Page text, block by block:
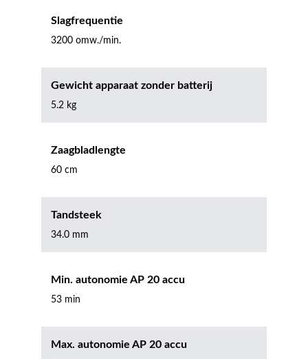
Slagfrequentie
3200 omw./min.
Gewicht apparaat zonder batterij
5.2 kg
Zaagbladlengte
60 cm
Tandsteek
34.0 mm
Min. autonomie AP 20 accu
53 min
Max. autonomie AP 20 accu